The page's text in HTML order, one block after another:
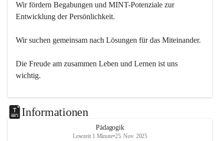
Wir fördern Begabungen und MINT-Potenziale zur
Entwicklung der Persönlichkeit.
Wir suchen gemeinsam nach Lösungen für das Miteinander.
Die Freude am zusammen Leben und Lernen ist uns
wichtig.
Informationen
Pädagogik
Lesezeit 1 Minute•25. Nov. 2025